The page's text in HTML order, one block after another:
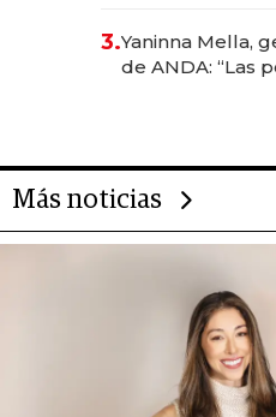
anticipación y
3.Yaninna Mella,
de ANDA: “Las
Más noticias